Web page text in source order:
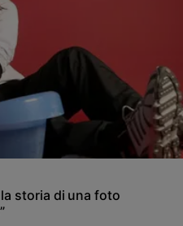
storia di una foto